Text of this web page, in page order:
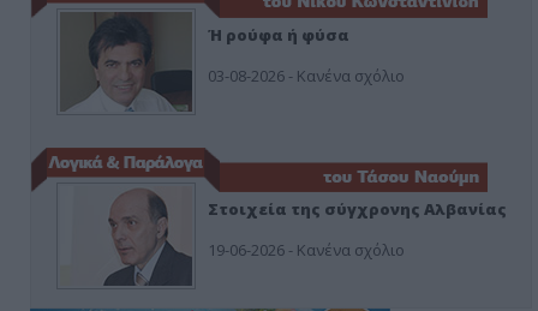
Ή ρούφα ή φύσα
03-08-2026 - Κανένα σχόλιο
Στοιχεία της σύγχρονης Αλβανίας
19-06-2026 - Κανένα σχόλιο